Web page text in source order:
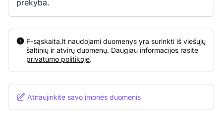
prekyba.
F-sąskaita.lt naudojami duomenys yra surinkti iš viešųjų
šaltinių ir atvirų duomenų. Daugiau informacijos rasite
privatumo politikoje.
Atnaujinkite savo įmonės duomenis